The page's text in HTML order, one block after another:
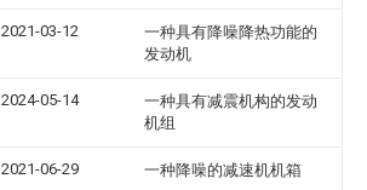
2021-03-12
一种具有降噪降热功能的
发动机
2024-05-14
一种具有减震机构的发动
机组
2021-06-29 一种降噪的减速机机箱